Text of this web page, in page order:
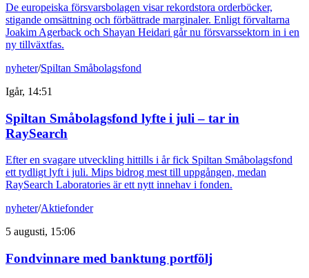
De europeiska försvarsbolagen visar rekordstora orderböcker,
stigande omsättning och förbättrade marginaler. Enligt förvaltarna
Joakim Agerback och Shayan Heidari går nu försvarssektorn in i en
ny tillväxtfas.
nyheter/Spiltan Småbolagsfond
Igår, 14:51
Spiltan Småbolagsfond lyfte i juli – tar in
RaySearch
Efter en svagare utveckling hittills i år fick Spiltan Småbolagsfond
ett tydligt lyft i juli. Mips bidrog mest till uppgången, medan
RaySearch Laboratories är ett nytt innehav i fonden.
nyheter/Aktiefonder
5 augusti, 15:06
Fondvinnare med banktung portfölj